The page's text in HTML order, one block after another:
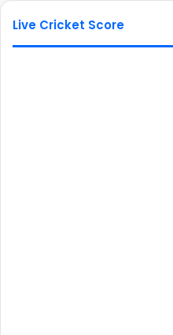
Live Cricket Score